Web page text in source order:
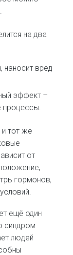
на два
наносит вред
эффект –
процессы.
и тот же
от
гормонов,
ещё один
синдром
людей